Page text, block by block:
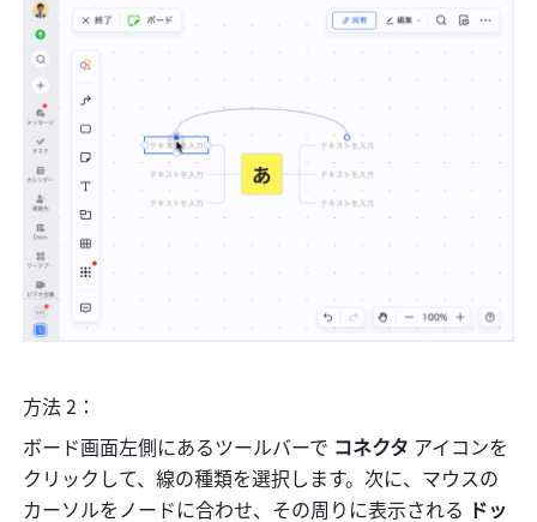
方法 2：
ボード画面左側にあるツールバーで コネクタ アイコンを
クリックして、線の種類を選択します。次に、マウスの
カーソルをノードに合わせ、その周りに表示される ドッ